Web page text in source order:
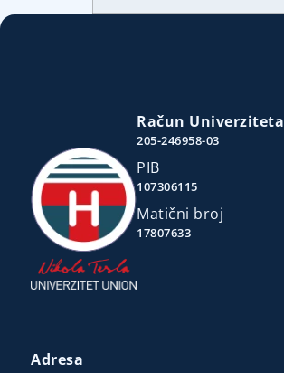
Račun Univerziteta
205-246958-03
PIB
107306115
Matični broj
17807633
Adresa